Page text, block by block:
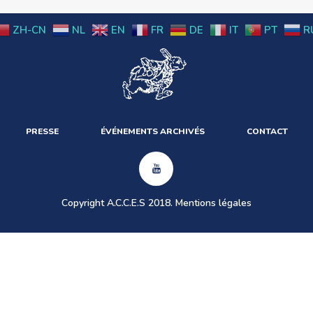
ZH-CN NL EN FR DE IT PT
PRESSE ÉVÉNEMENTS ARCHIVÉS CONTACT
Copyright A.C.C.E.S 2018. Mentions légales